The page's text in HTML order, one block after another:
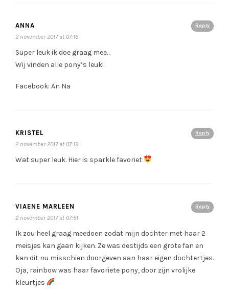
Reply
ANNA
2 november 2017 at 07:16
Super leuk ik doe graag mee…
Wij vinden alle pony’s leuk!
Facebook: An Na
Reply
KRISTEL
2 november 2017 at 07:19
Wat super leuk. Hier is sparkle favoriet
Reply
VIAENE MARLEEN
2 november 2017 at 07:51
Ik zou heel graag meedoen zodat mijn dochter met haar 2
meisjes kan gaan kijken. Ze was destijds een grote fan en
kan dit nu misschien doorgeven aan haar eigen dochtertjes.
Oja, rainbow was haar favoriete pony, door zijn vrolijke
kleurtjes